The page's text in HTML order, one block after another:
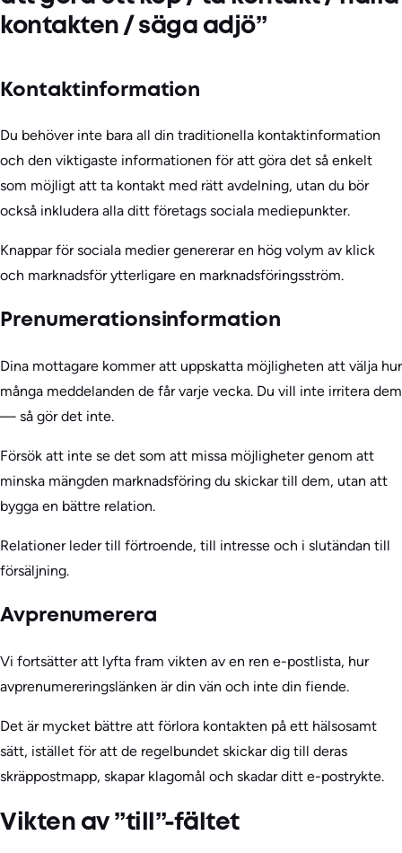
kontakten / säga adjö”
Kontaktinformation
Du behöver inte bara all din traditionella kontaktinformation
och den viktigaste informationen för att göra det så enkelt
som möjligt att ta kontakt med rätt avdelning, utan du bör
också inkludera alla ditt företags sociala mediepunkter.
Knappar för sociala medier genererar en hög volym av klick
och marknadsför ytterligare en marknadsföringsström.
Prenumerationsinformation
Dina mottagare kommer att uppskatta möjligheten att välja hur
många meddelanden de får varje vecka. Du vill inte irritera dem
— så gör det inte.
Försök att inte se det som att missa möjligheter genom att
minska mängden marknadsföring du skickar till dem, utan att
bygga en bättre relation.
Relationer leder till förtroende, till intresse och i slutändan till
försäljning.
Avprenumerera
Vi fortsätter att lyfta fram vikten av en ren e-postlista, hur
avprenumereringslänken är din vän och inte din fiende.
Det är mycket bättre att förlora kontakten på ett hälsosamt
sätt, istället för att de regelbundet skickar dig till deras
skräppostmapp, skapar klagomål och skadar ditt e-postrykte.
Vikten av ”till”-fältet